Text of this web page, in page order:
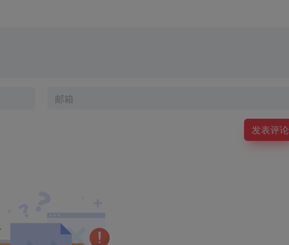
发表评论